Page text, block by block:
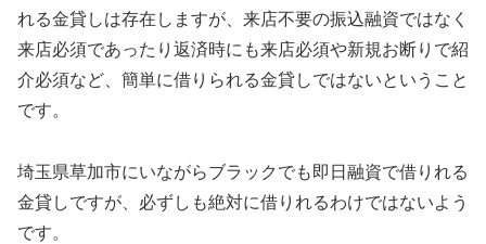
れる金貸しは存在しますが、来店不要の振込融資ではなく
来店必須であったり返済時にも来店必須や新規お断りで紹
介必須など、簡単に借りられる金貸しではないということ
です。
埼玉県草加市にいながらブラックでも即日融資で借りれる
金貸しですが、必ずしも絶対に借りれるわけではないよう
です。